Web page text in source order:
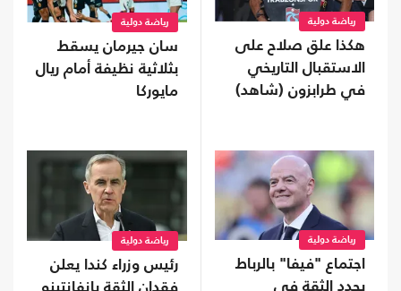
رياضة دولية
هكذا علق صلاح على
الاستقبال التاريخي
في طرابزون (شاهد)
رياضة دولية
سان جيرمان يسقط
بثلاثية نظيفة أمام ريال
مايوركا
رياضة دولية
اجتماع "فيفا" بالرباط
يجدد الثقة في
رياضة دولية
رئيس وزراء كندا يعلن
فقدان الثقة بإنفانتينو